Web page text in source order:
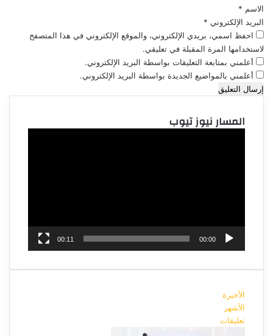
الاسم *
البريد الإلكتروني *
احفظ اسمي، بريدي الإلكتروني، والموقع الإلكتروني في هذا المتصفح
لاستخدامها المرة المقبلة في تعليقي.
أعلمني بمتابعة التعليقات بواسطة البريد الإلكتروني.
أعلمني بالمواضيع الجديدة بواسطة البريد الإلكتروني.
المسار نيوز تيوب
00:00
00:11
الأخيرة
الأشهر
تعليقات